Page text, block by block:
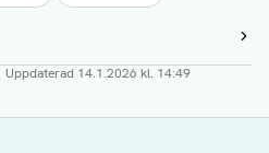
Uppdaterad 14.1.2026 kl. 14:49